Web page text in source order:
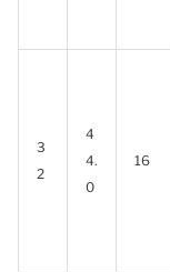
3
2
4
4.
0
16